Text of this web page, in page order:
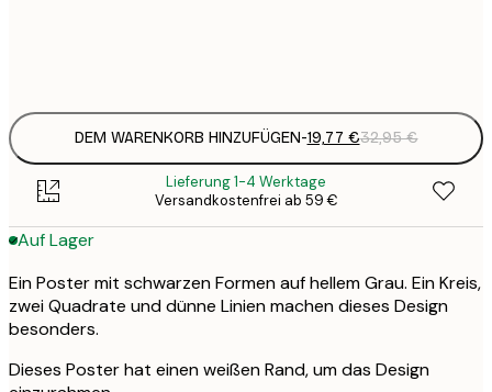
DEM WARENKORB HINZUFÜGEN-19,77 €32,95 €
Lieferung 1-4 Werktage
Versandkostenfrei ab 59 €
Auf Lager
Ein Poster mit schwarzen Formen auf hellem Grau. Ein Kreis,
zwei Quadrate und dünne Linien machen dieses Design
besonders.
Dieses Poster hat einen weißen Rand, um das Design